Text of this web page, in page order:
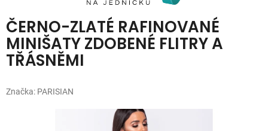
ČERNO-ZLATÉ RAFINOVANÉ
MINIŠATY ZDOBENÉ FLITRY A
TŘÁSNĚMI
Značka: PARISIAN